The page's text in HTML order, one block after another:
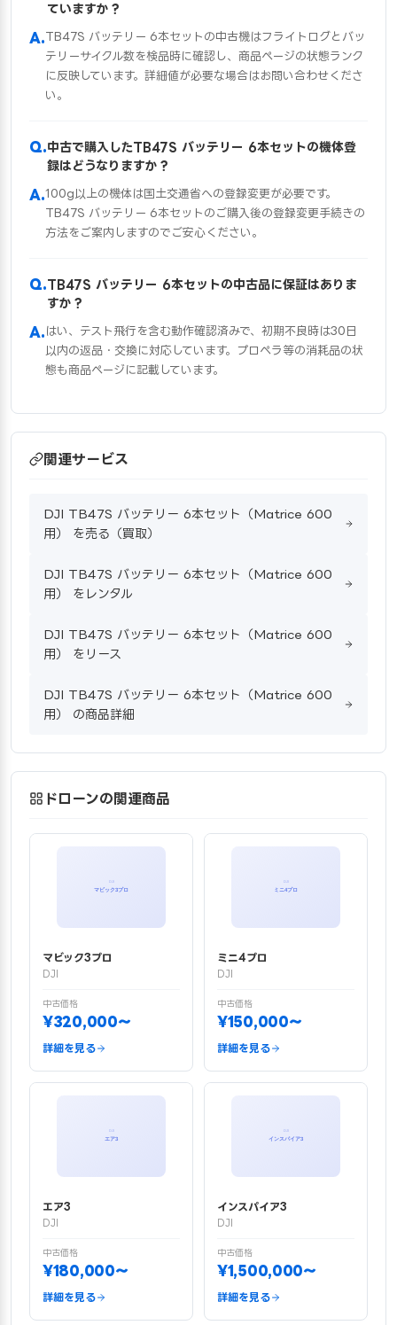
ていますか？
TB47S バッテリー 6本セットの中古機はフライトログとバッ
テリーサイクル数を検品時に確認し、商品ページの状態ランク
に反映しています。詳細値が必要な場合はお問い合わせくださ
い。
中古で購入したTB47S バッテリー 6本セットの機体登
録はどうなりますか？
100g以上の機体は国土交通省への登録変更が必要です。
TB47S バッテリー 6本セットのご購入後の登録変更手続きの
方法をご案内しますのでご安心ください。
TB47S バッテリー 6本セットの中古品に保証はありま
すか？
はい、テスト飛行を含む動作確認済みで、初期不良時は30日
以内の返品・交換に対応しています。プロペラ等の消耗品の状
態も商品ページに記載しています。
関連サービス
DJI TB47S バッテリー 6本セット（Matrice 600
用） を売る（買取）
DJI TB47S バッテリー 6本セット（Matrice 600
用） をレンタル
DJI TB47S バッテリー 6本セット（Matrice 600
用） をリース
DJI TB47S バッテリー 6本セット（Matrice 600
用） の商品詳細
ドローンの関連商品
マビック3プロ
DJI
中古価格
¥320,000〜
詳細を見る
ミニ4プロ
DJI
中古価格
¥150,000〜
詳細を見る
エア3
DJI
中古価格
¥180,000〜
詳細を見る
インスパイア3
DJI
中古価格
¥1,500,000〜
詳細を見る